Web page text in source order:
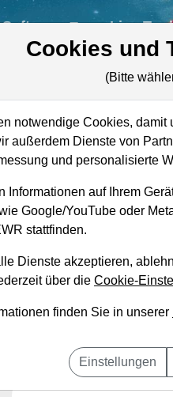
Software Live-
Umsatz
Kaufen und
Cookies und
(Bitte
notwendige Cookies,
außerdem Dienste von
und personalisierte
Informationen auf Ihrem
Google/YouTube oder
stattfinden.
Dienste akzeptieren,
über die Cookie-
finden Sie in unserer
Einstellungen